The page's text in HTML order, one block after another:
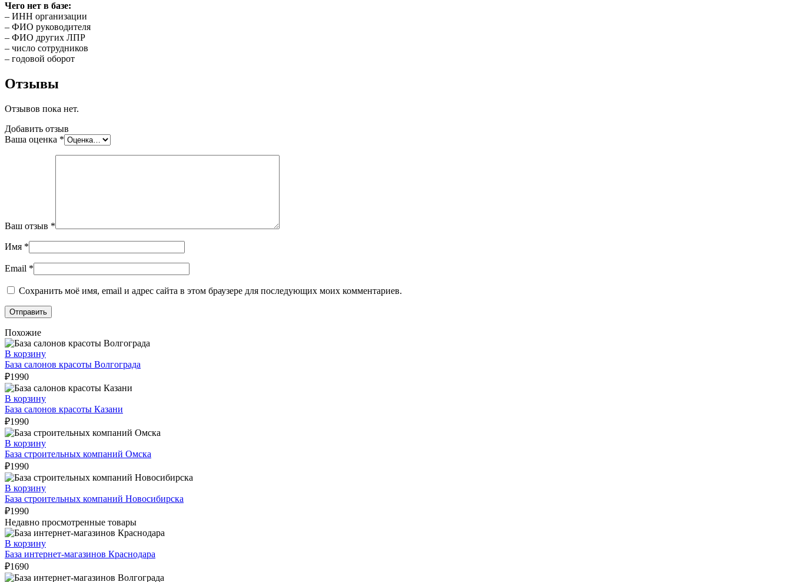
Чего нет в базе:
– ИНН организации
– ФИО руководителя
– ФИО других ЛПР
– число сотрудников
– годовой оборот
Отзывы
Отзывов пока нет.
Добавить отзыв
Ваша оценка *
Ваш отзыв *
Имя *
Email *
Сохранить моё имя, email и адрес сайта в этом браузере для последующих моих комментариев.
Похожие
В корзину
База салонов красоты Волгограда
₽1990
В корзину
База салонов красоты Казани
₽1990
В корзину
База строительных компаний Омска
₽1990
В корзину
База строительных компаний Новосибирска
₽1990
Недавно просмотренные товары
В корзину
База интернет-магазинов Краснодара
₽1690